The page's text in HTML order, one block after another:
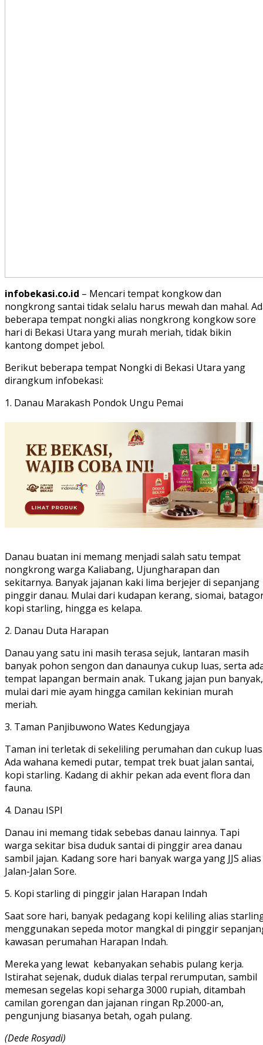
infobekasi.co.id – Mencari tempat kongkow dan
nongkrong santai tidak selalu harus mewah dan mahal.
beberapa tempat nongki alias nongkrong kongkow sore
hari di Bekasi Utara yang murah meriah, tidak bikin
kantong dompet jebol.
Berikut beberapa tempat Nongki di Bekasi Utara yang
dirangkum infobekasi:
1. Danau Marakash Pondok Ungu Pemai
Danau buatan ini memang menjadi salah satu tempat
nongkrong warga Kaliabang, Ujungharapan dan
sekitarnya. Banyak jajanan kaki lima berjejer di sepanjang
pinggir danau. Mulai dari kudapan kerang, siomai,
kopi starling, hingga es kelapa.
2. Danau Duta Harapan
Danau yang satu ini masih terasa sejuk, lantaran masih
banyak pohon sengon dan danaunya cukup luas, serta
tempat lapangan bermain anak. Tukang jajan pun banyak,
mulai dari mie ayam hingga camilan kekinian murah
meriah.
3. Taman Panjibuwono Wates Kedungjaya
Taman ini terletak di sekeliling perumahan dan cukup
Ada wahana kemedi putar, tempat trek buat jalan santai,
kopi starling. Kadang di akhir pekan ada event flora dan
fauna.
4. Danau ISPI
Danau ini memang tidak sebebas danau lainnya. Tapi
warga sekitar bisa duduk santai di pinggir area danau
sambil jajan. Kadang sore hari banyak warga yang JJS alias
Jalan-Jalan Sore.
5. Kopi starling di pinggir jalan Harapan Indah
Saat sore hari, banyak pedagang kopi keliling alias
menggunakan sepeda motor mangkal di pinggir
kawasan perumahan Harapan Indah.
Mereka yang lewat kebanyakan sehabis pulang kerja.
Istirahat sejenak, duduk dialas terpal rerumputan, sambil
memesan segelas kopi seharga 3000 rupiah, ditambah
camilan gorengan dan jajanan ringan Rp.2000-an,
pengunjung biasanya betah, ogah pulang.
(Dede Rosyadi)